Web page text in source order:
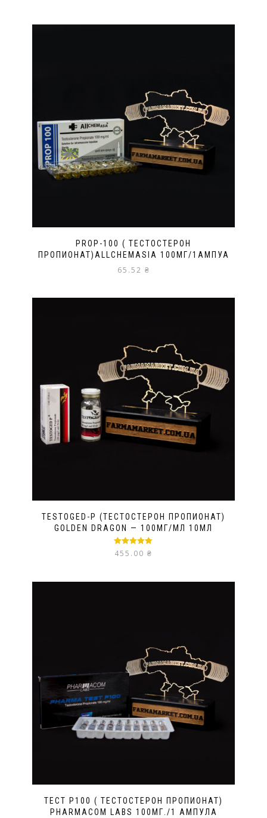
PROP-100 ( ТЕСТОСТЕРОН
ПРОПИОНАТ)ALLCHEMASIA 100МГ/1АМПУА
65.52 ₴
TESTOGED-P (ТЕСТОСТЕРОН ПРОПИОНАТ)
GOLDEN DRAGON — 100МГ/МЛ 10МЛ
Оценка 5.00
455.00 ₴
TECT P100 ( ТЕСТОСТЕРОН ПРОПИОНАТ)
PHARMACOM LABS 100МГ./1 АМПУЛА